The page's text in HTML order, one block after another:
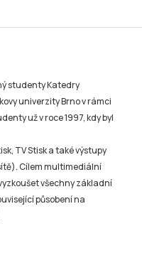
studenty Katedry
univerzity Brno v rámci
už v roce 1997, kdy byl
TV Stisk a také výstupy
Cílem multimediální
všechny základní
působení na